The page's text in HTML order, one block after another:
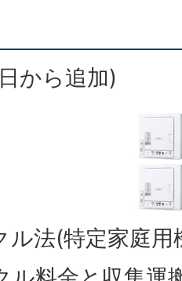
から追加)
ル法(特定家庭